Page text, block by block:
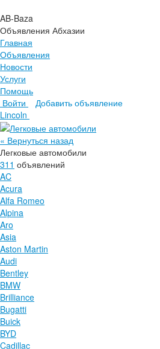
AB-Baza
Объявления Абхазии
Главная
Объявления
Новости
Услуги
Помощь
Войти
Добавить объявление
Главная
Объявления
Новости
Услуги
Помощь
Lincoln
« Вернуться назад
Легковые автомобили
311 объявлений
AC
Acura
Alfa Romeo
Alpina
Aro
Asia
Aston Martin
Audi
Bentley
BMW
Brilliance
Bugatti
Buick
BYD
Cadillac